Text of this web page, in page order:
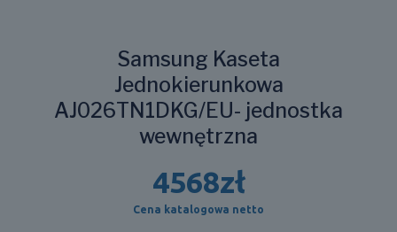
Samsung Kaseta
Jednokierunkowa
AJ026TN1DKG/EU- jednostka
wewnętrzna
4568zł
Cena katalogowa netto